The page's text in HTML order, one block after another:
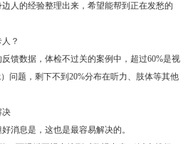
人的经验整理出来，希望能帮到正在发愁的
？
馈数据，体检不过关的案例中，超过60%是视
问题，剩下不到20%分布在听力、肢体等其他
消息是，这也是最容易解决的。